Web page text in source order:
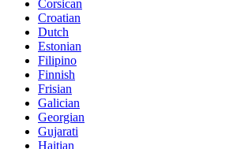
Corsican
Croatian
Dutch
Estonian
Filipino
Finnish
Frisian
Galician
Georgian
Gujarati
Haitian